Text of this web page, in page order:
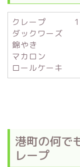
クレープ
ダックワーズ
錦やき
マカロン
ロールケーキ
港町の何で
レープ